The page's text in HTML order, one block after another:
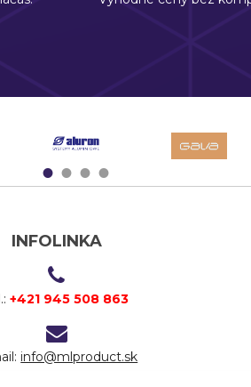
1234
INFOLINKA
+421 945 508 863
info@mlproduct.sk